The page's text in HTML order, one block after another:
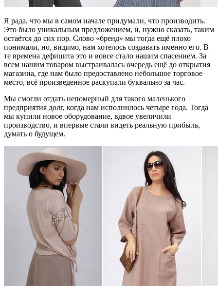
Я рада, что мы в самом начале придумали, что производить.
Это было уникальным предложением, и, нужно сказать, таким
остаётся до сих пор. Слово «бренд» мы тогда ещё плохо
понимали, но, видимо, нам хотелось создавать именно его. В
те времена дефицита это и вовсе стало нашим спасением. За
всем нашим товаром выстраивалась очередь ещё до открытия
магазина, где нам было предоставлено небольшое торговое
место, всё произведенное раскупали буквально за час.
Мы смогли отдать непомерный для такого маленького
предприятия долг, когда нам исполнилось четыре года. Тогда
мы купили новое оборудование, вдвое увеличили
производство, и впервые стали видеть реальную прибыль,
думать о будущем.